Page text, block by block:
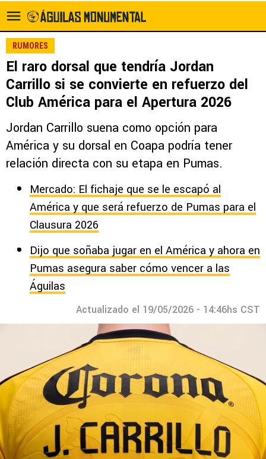
RUMORES
El raro dorsal que tendría Jordan
Carrillo si se convierte en refuerzo del
Club América para el Apertura 2026
Jordan Carrillo suena como opción para
América y su dorsal en Coapa podría tener
relación directa con su etapa en Pumas.
Mercado: El fichaje que se le escapó al
América y que será refuerzo de Pumas para el
Clausura 2026
Dijo que soñaba jugar en el América y ahora en
Pumas asegura saber cómo vencer a las
Águilas
Actualizado el 19/05/2026 - 14:46hs CST